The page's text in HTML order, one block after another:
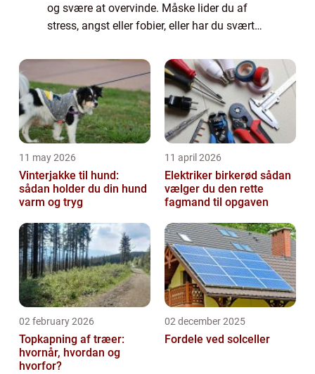
og svære at overvinde. Måske lider du af
stress, angst eller fobier, eller har du svært
sygdom. Uanset hvad din udfordring er, ...
11 may 2026
Vinterjakke til hund:
sådan holder du din hund
varm og tryg
11 april 2026
Elektriker birkerød sådan
vælger du den rette
fagmand til opgaven
02 february 2026
Topkapning af træer:
hvornår, hvordan og
hvorfor?
02 december 2025
Fordele ved solceller